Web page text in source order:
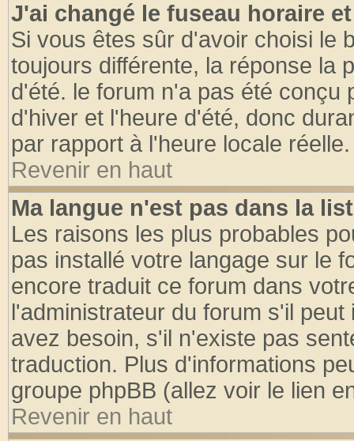
J'ai changé le fuseau horaire
Si vous êtes sûr d'avoir choisi le
toujours différente, la réponse la
d'été. le forum n'a pas été conçu
d'hiver et l'heure d'été, donc
par rapport à l'heure locale réelle.
Revenir en haut
Ma langue n'est pas dans la
Les raisons les plus probables
pas installé votre langage sur le
encore traduit ce forum dans
l'administrateur du forum s'il
avez besoin, s'il n'existe pas
traduction. Plus d'informations
groupe phpBB (allez voir le lien
Revenir en haut